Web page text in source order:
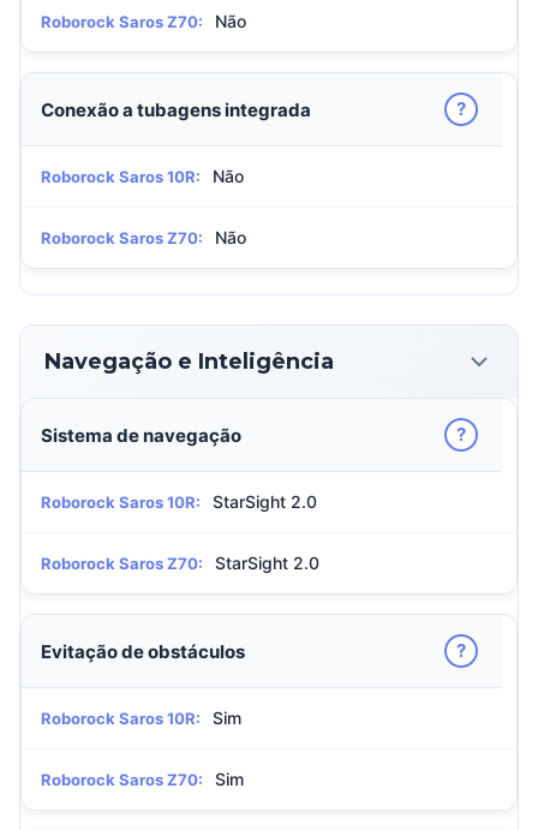
Roborock Saros Z70: Não
Conexão a tubagens integrada ?
Roborock Saros 10R: Não
Roborock Saros Z70: Não
Navegação e Inteligência
Sistema de navegação ?
Roborock Saros 10R: StarSight 2.0
Roborock Saros Z70: StarSight 2.0
Evitação de obstáculos ?
Roborock Saros 10R: Sim
Roborock Saros Z70: Sim